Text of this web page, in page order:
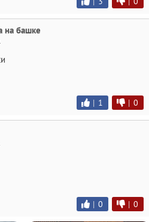
на башке
| 1 | 0
| 0 | 0